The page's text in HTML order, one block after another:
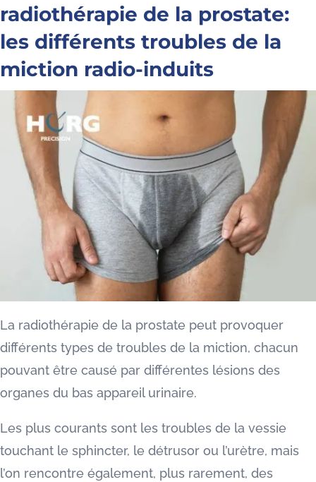
radiothérapie de la prostate:
les différents troubles de la
miction radio-induits
La radiothérapie de la prostate peut provoquer
différents types de troubles de la miction, chacun
pouvant être causé par différentes lésions des
organes du bas appareil urinaire.
Les plus courants sont les troubles de la vessie
touchant le sphincter, le détrusor ou l’urètre, mais
l’on rencontre également, plus rarement, des